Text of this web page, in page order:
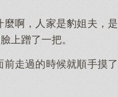
啊，人家是豹姐夫，是
上蹭了一把。
走過的時候就順手摸了